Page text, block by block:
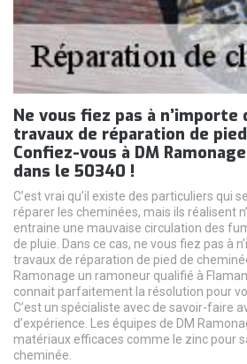
Ne vous fiez pas à n’importe
travaux de réparation de
Confiez-vous à DM
dans le 50340 !
C’est vrai qu’il existe des particuliers qui
réparer les cheminées, mais ils réalisent
entraine une mauvaise circulation des
de pluie. Dans ce cas, ne vous fiez pas à
travaux de réparation de pied de
Ramonage un ramoneur qualifié à
connait parfaitement la résolution pour
C’est un spécialiste avec de savoir-faire
d’expérience. Les équipes de DM
matériaux efficaces comme le zinc pour
cheminée.